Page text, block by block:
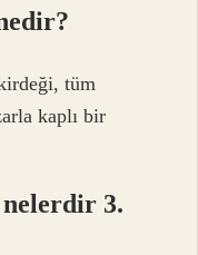
tüm
kaplı bir
nelerdir 3.